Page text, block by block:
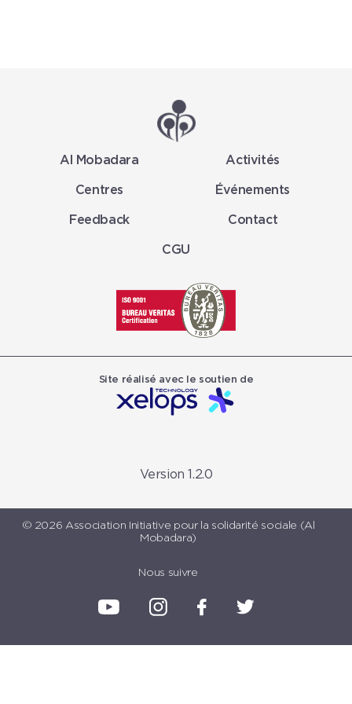
Al Mobadara Activités
Centres Événements
Feedback Contact
CGU
Site réalisé avec le soutien de
Version 1.2.0
© 2026 Association Initiative pour la solidarité sociale (Al
Mobadara)
Nous suivre